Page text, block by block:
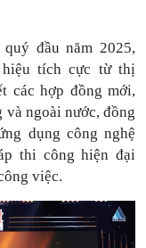
quýđầu năm 2025,
tích cực từ thị
các hợp đồng mới,
và ngoài nước, đồng
dụng công nghệ
thi công hiện đại
việc.